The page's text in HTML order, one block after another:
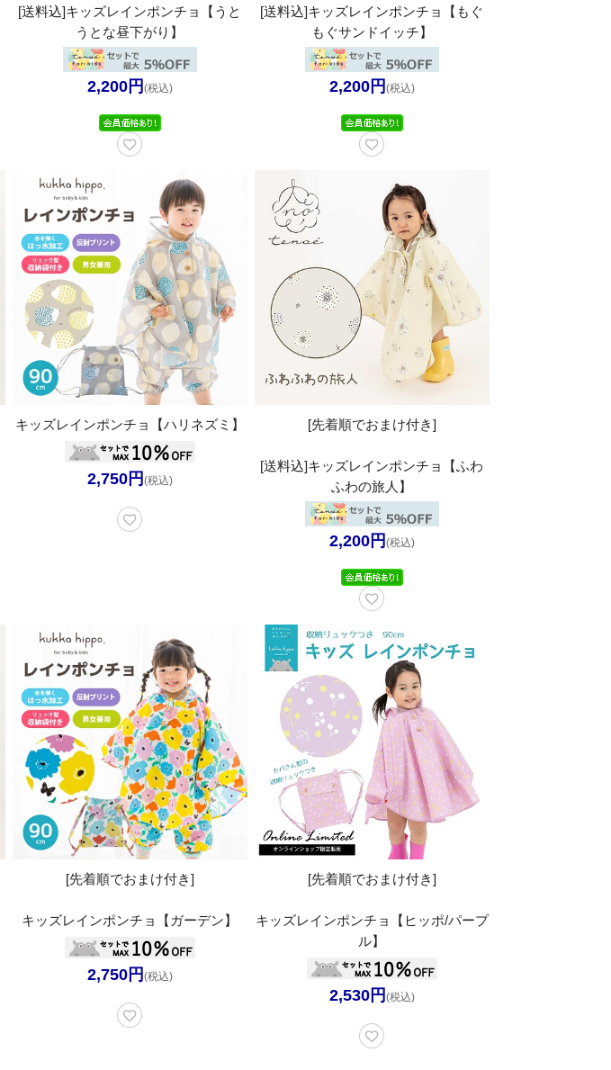
[送料込]キッズレインポンチョ【うと
うとな昼下がり】
2,200円 (税込)
[送料込]キッズレインポンチョ【もぐ
もぐサンドイッチ】
2,200円 (税込)
キッズレインポンチョ【ハリネズミ】
2,750円 (税込)
[先着順でおまけ付き]
[送料込]キッズレインポンチョ【ふわ
ふわの旅人】
2,200円 (税込)
[先着順でおまけ付き]
キッズレインポンチョ【ガーデン】
2,750円 (税込)
[先着順でおまけ付き]
キッズレインポンチョ【ヒッポ/パープ
ル】
2,530円 (税込)